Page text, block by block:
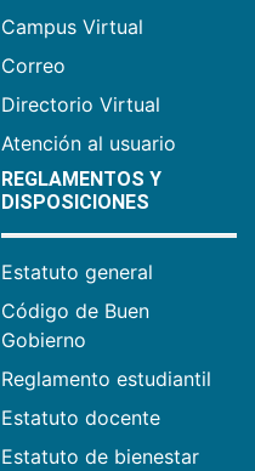
Campus Virtual
Correo
Directorio Virtual
Atención al usuario
REGLAMENTOS Y
DISPOSICIONES
Estatuto general
Código de Buen
Gobierno
Reglamento estudiantil
Estatuto docente
Estatuto de bienestar